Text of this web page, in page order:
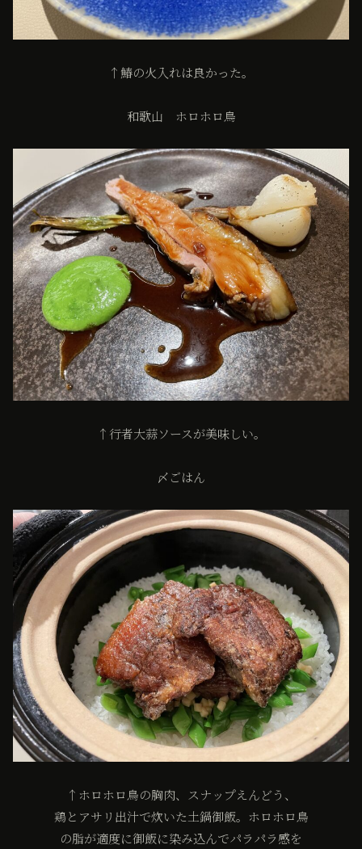
↑鰆の火入れは良かった。
和歌山 ホロホロ鳥
↑行者大蒜ソースが美味しい。
〆ごはん
↑ホロホロ鳥の胸肉、スナップえんどう、
鶏とアサリ出汁で炊いた土鍋御飯。ホロホロ鳥
の脂が適度に御飯に染み込んでパラパラ感を